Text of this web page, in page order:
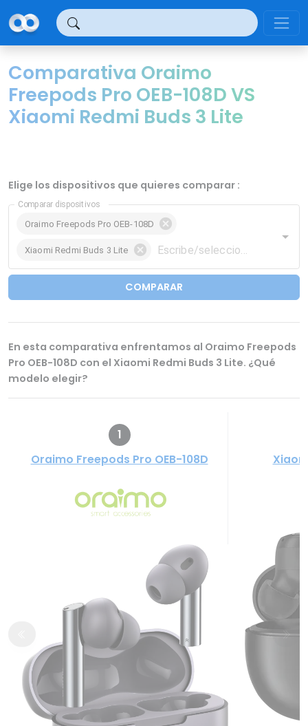
Comparativa Oraimo
Freepods Pro OEB-108D VS
Xiaomi Redmi Buds 3 Lite
Elige los dispositivos que quieres comparar :
Comparar dispositivos
Oraimo Freepods Pro OEB-108D
Xiaomi Redmi Buds 3 Lite
COMPARAR
En esta comparativa enfrentamos al Oraimo Freepods
Pro OEB-108D con el Xiaomi Redmi Buds 3 Lite. ¿Qué
modelo elegir?
1
Oraimo Freepods Pro OEB-108D
Panel de gestión de cookies